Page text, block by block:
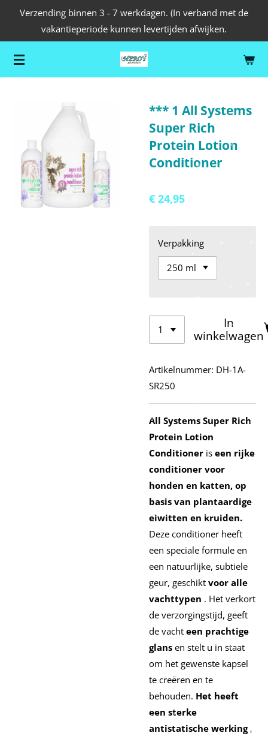
de
hoofdinhoud
Verzending binnen 3 - 7 werkdagen. (In verband met de
vakantieperiode kunnen levertijden afwijken.
*** 1 All Systems
Super Rich
Protein Lotion
Conditioner
€ 24,95
Verpakking
In
winkelwagen
Artikelnummer: DH-1A-
SR250
All Systems Super Rich
Protein Lotion
Conditioner is een rijke
conditioner voor
honden en katten, op
basis van plantaardige
eiwitten en kruiden.
Deze conditioner heeft
een speciale formule en
een natuurlijke, subtiele
geur, geschikt voor alle
vachttypen . Het verkort
de verzorgingstijd, geeft
de vacht een prachtige
glans en stelt u in staat
om het gewenste kapsel
te creëren en te
behouden. Het heeft
een sterke
antistatische werking,